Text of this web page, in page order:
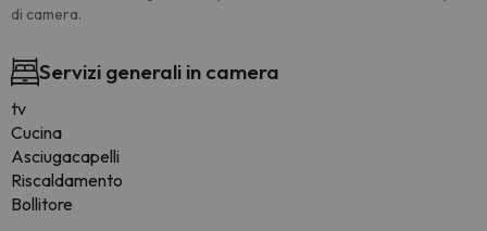
di camera.
Servizi generali in camera
tv
Cucina
Asciugacapelli
Riscaldamento
Bollitore